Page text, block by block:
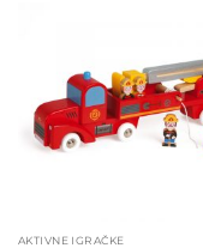
AKTIVNE IGRAČKE